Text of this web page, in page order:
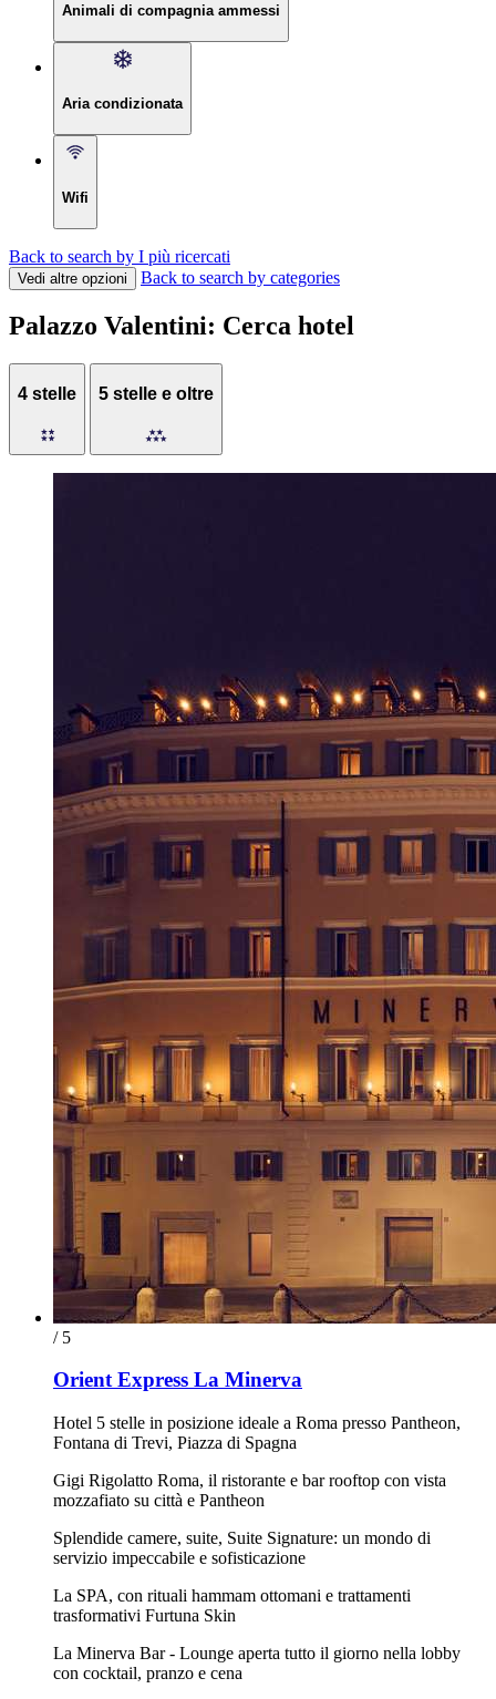
Animali di compagnia ammessi
Aria condizionata
Wifi
Back to search by I più ricercati
Vedi altre opzioni Back to search by categories
Palazzo Valentini: Cerca hotel
4 stelle 5 stelle e oltre
/ 5
Orient Express La Minerva
Hotel 5 stelle in posizione ideale a Roma presso Pantheon,
Fontana di Trevi, Piazza di Spagna
Gigi Rigolatto Roma, il ristorante e bar rooftop con vista
mozzafiato su città e Pantheon
Splendide camere, suite, Suite Signature: un mondo di
servizio impeccabile e sofisticazione
La SPA, con rituali hammam ottomani e trattamenti
trasformativi Furtuna Skin
La Minerva Bar - Lounge aperta tutto il giorno nella lobby
con cocktail, pranzo e cena